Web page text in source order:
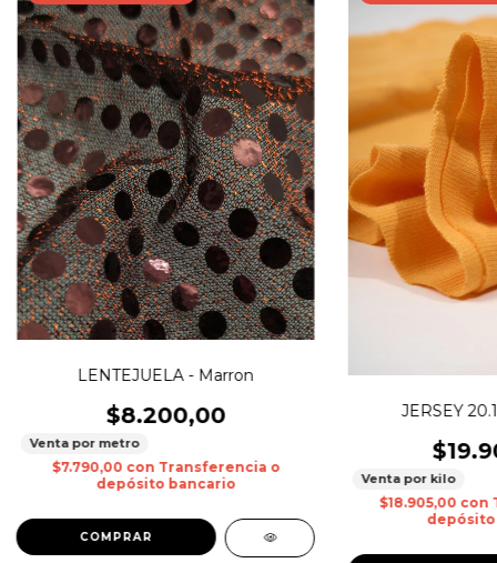
LENTEJUELA - Marron
$8.200,00
Venta por metro
$7.790,00 con Transferencia o
depósito bancario
JERSEY
Venta por kilo
$18.905,00 con